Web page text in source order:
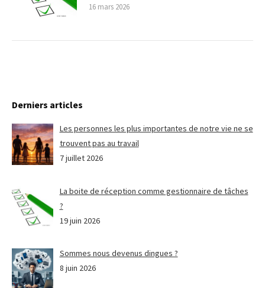
16 mars 2026
Derniers articles
Les personnes les plus importantes de notre vie ne se
trouvent pas au travail
7 juillet 2026
La boite de réception comme gestionnaire de tâches
?
19 juin 2026
Sommes nous devenus dingues ?
8 juin 2026